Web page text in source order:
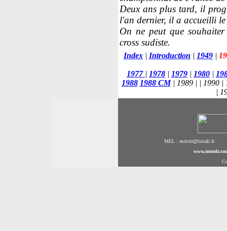
Deux ans plus tard, il
l'an dernier, il a accueilli
On ne peut que
cross sudiste.
Index | Introduction | 1949 |
1977 | 1978 | 1979 | 1980 |
1988 1988 CM | 1989 | | 1990 |
|
MEL : motolr@tiscali.fr .